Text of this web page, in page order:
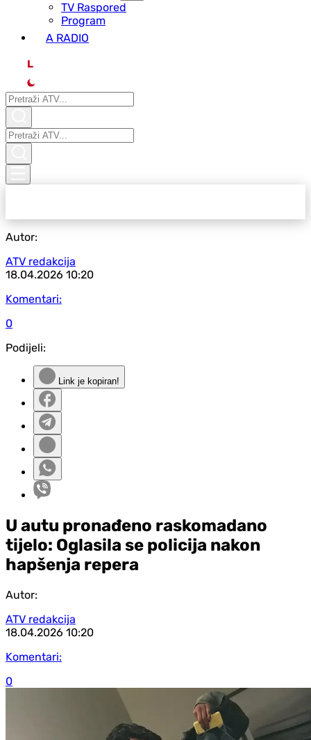
ТV Raspored
Program
A RADIO
L
Autor:
ATV redakcija
18.04.2026 10:20
Komentari:
0
Podijeli:
Link je kopiran!
U autu pronađeno raskomadano
tijelo: Oglasila se policija nakon
hapšenja repera
Autor:
ATV redakcija
18.04.2026 10:20
Komentari:
0